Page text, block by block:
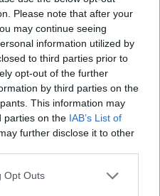
Please note that after your
may continue seeing
information utilized by
to third parties prior to
opt-out of the further
by third parties on the
This information may
parties on the IAB’s List of
further disclose it to other
Opt Outs